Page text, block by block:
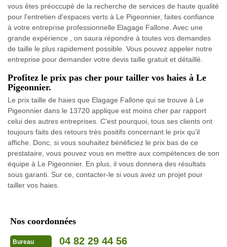
vous êtes préoccupé de la recherche de services de haute qualité
pour l'entretien d'espaces verts à Le Pigeonnier, faites confiance
à votre entreprise professionnelle Elagage Fallone. Avec une
grande expérience , on saura répondre à toutes vos demandes
de taille le plus rapidement possible. Vous pouvez appeler notre
entreprise pour demander votre devis taille gratuit et détaillé.
Profitez le prix pas cher pour tailler vos haies à Le
Pigeonnier.
Le prix taille de haies que Elagage Fallone qui se trouve à Le
Pigeonnier dans le 13720 applique est moins cher par rapport
celui des autres entreprises. C’est pourquoi, tous ses clients ont
toujours faits des retours très positifs concernant le prix qu’il
affiche. Donc, si vous souhaitez bénéficiez le prix bas de ce
prestataire, vous pouvez vous en mettre aux compétences de son
équipe à Le Pigeonnier. En plus, il vous donnera des résultats
sous garanti. Sur ce, contacter-le si vous avez un projet pour
tailler vos haies.
Nos coordonnées
Bureau 04 82 29 44 56